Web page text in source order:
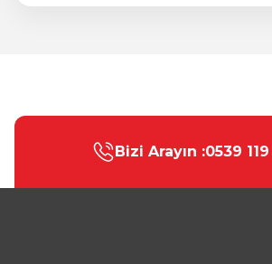
Görüş ve önerileriniz için teşekkür ederiz.
Ürün resmi kalitesiz, bozuk veya
Ürün açıklamasında eksik bilgiler bulunuyor.
Bizi Arayın :0539